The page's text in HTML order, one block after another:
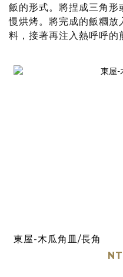
飯的形式。將捏成三角形
慢烘烤。將完成的飯糰放
料，接著再注入熱呼呼的
東屋-木瓜角皿/長角